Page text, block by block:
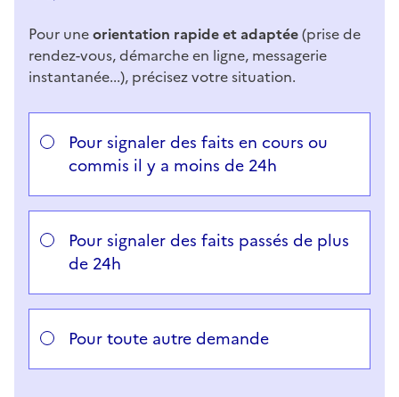
Pour uneorientation rapide et adaptée(prise de
rendez-vous, démarche en ligne, messagerie
instantanée...), précisez votre situation.
Répondez aux questions successives et les réponses
Vous avez choisi
Pour signaler des faits en cours ou
commis il y a moins de 24h
Pour signaler des faits passés de plus
de 24h
Pour toute autre demande